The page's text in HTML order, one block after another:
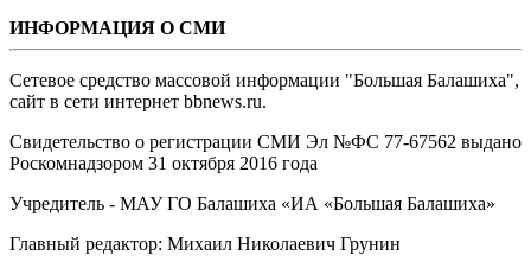
ИНФОРМАЦИЯ О СМИ
Сетевое средство массовой информации "Большая Балашиха",
сайт в сети интернет bbnews.ru.
Свидетельство о регистрации СМИ Эл №ФС ‎77-67562 выдано
Роскомнадзором 31 октября 2016 года
Учредитель - МАУ ГО Балашиха «ИА «Большая Балашиха»
Главный редактор: Михаил Николаевич Грунин